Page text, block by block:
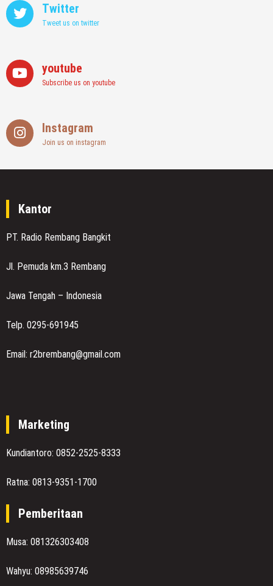
Twitter
Tweet us on twitter
youtube
Subscribe us on youtube
Instagram
Join us on instagram
Kantor
PT. Radio Rembang Bangkit
Jl. Pemuda km.3 Rembang
Jawa Tengah – Indonesia
Telp. 0295-691945
Email: r2brembang@gmail.com
Marketing
Kundiantoro: 0852-2525-8333
Ratna: 0813-9351-1700
Pemberitaan
Musa: 081326303408
Wahyu: 08985639746